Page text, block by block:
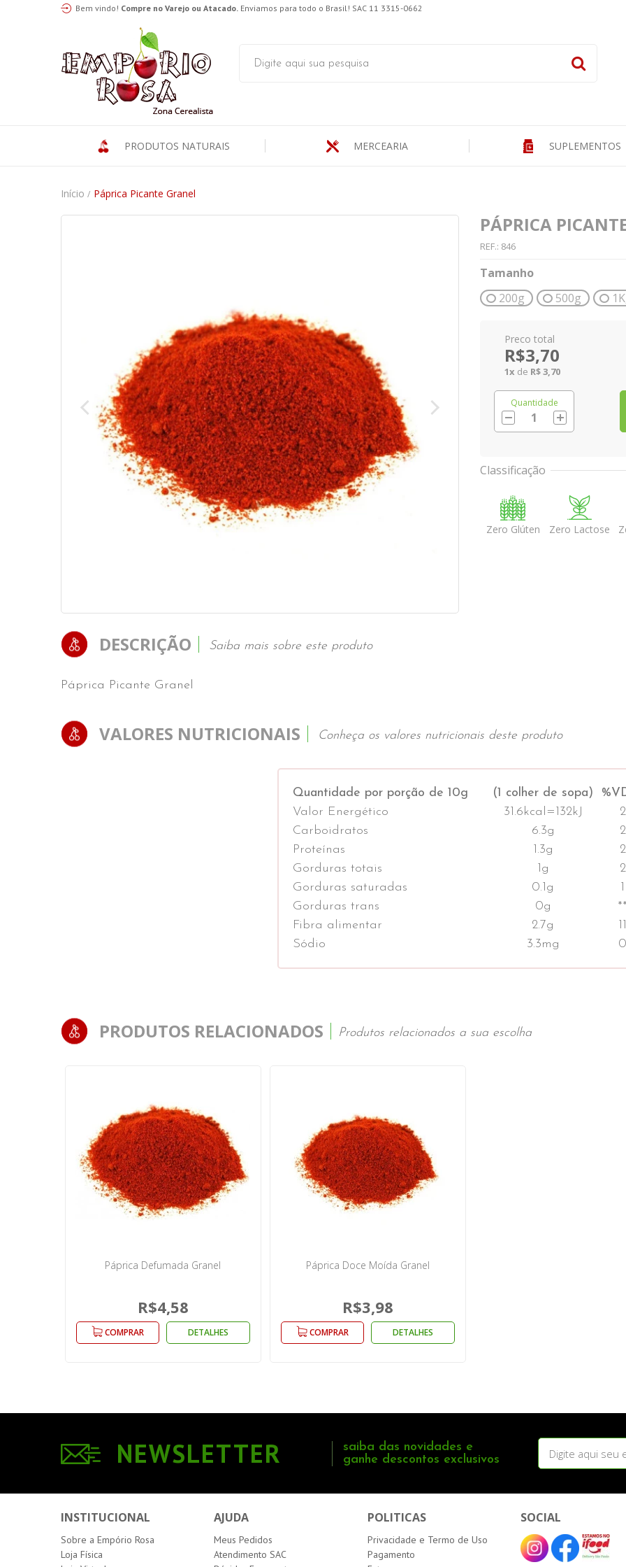
Bem vindo! Compre no Varejo ou Atacado. Enviamos para todo o Brasil! SAC 11 3315-0662
PRODUTOS NATURAIS MERCEARIA SUPLEMENTOS
Início / Páprica Picante Granel
PÁPRICA
REF.: 846
Tamanho
200g
500g
R$3,70
1x de R$ 3,70
Quantidade
Classificação
Zero Glúten Zero Lactose
DESCRIÇÃO Saiba mais sobre este produto
Páprica Picante Granel
VALORES NUTRICIONAIS Conheça os valores nutricionais deste produto
Quantidade por porção de 10g (1 colher de sopa)
Valor Energético
31.6kcal=132kJ
2
Carboidratos
6.3g
2
Proteínas
1.3g
2
Gorduras totais
1g
2
Gorduras saturadas
0.1g
1
Gorduras trans
0g
**
Fibra alimentar
2.7g
11
Sódio
3.3mg 0
PRODUTOS RELACIONADOS Produtos relacionados a sua escolha
Páprica Defumada Granel
R$4,58
COMPRAR DETALHES
Páprica Doce Moída Granel
R$3,98
COMPRAR DETALHES
NEWSLETTER
saiba das novidades e
ganhe descontos exclusivos
INSTITUCIONAL
Sobre a Empório Rosa
Loja Física
AJUDA
Meus Pedidos
Atendimento SAC
POLITICAS
Privacidade e Termo de Uso
Pagamento
SOCIAL